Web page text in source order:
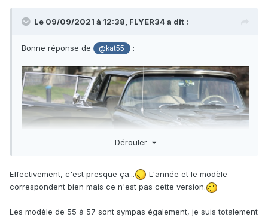
Le 09/09/2021 à 12:38, FLYER34 a dit :
Bonne réponse de @kat55 :
Dérouler
Effectivement, c'est presque ça...
L'année et le modèle
correspondent bien mais ce n'est pas cette version.
Les modèle de 55 à 57 sont sympas également, je suis totalement